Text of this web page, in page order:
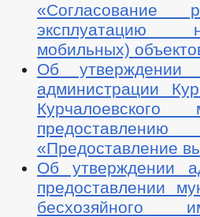
эксплуатацию
мобильных)
Об утверждении
администрации
«Предоставление
Об утверждении
предоставлении
бесхозяйного